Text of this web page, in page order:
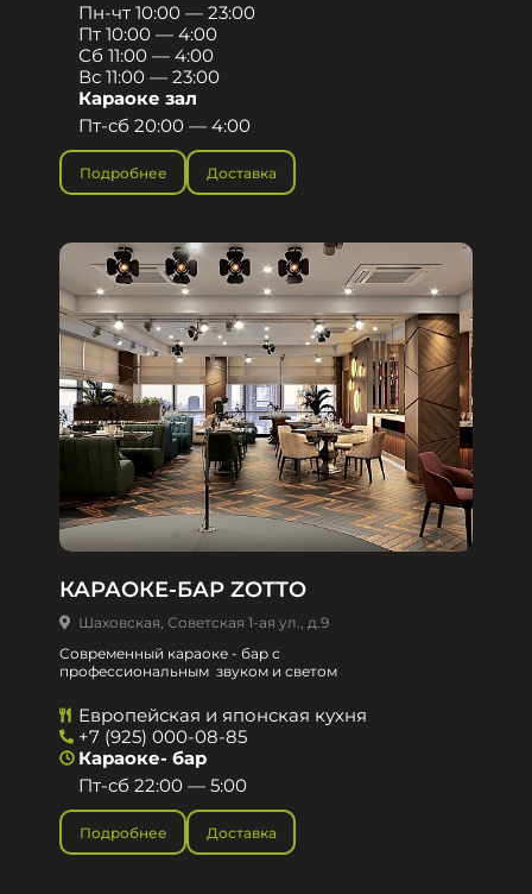
Пн-чт 10:00 — 23:00
Пт 10:00 — 4:00
Сб 11:00 — 4:00
Вс 11:00 — 23:00
Караоке зал
Пт-сб 20:00 — 4:00
Подробнее Доставка
КАРАОКЕ-БАР ZOTTO
Шаховская, Советская 1-ая ул., д.9
Современный караоке - бар с
профессиональным звуком и светом
Европейская и японская кухня
+7 (925) 000-08-85
Караоке- бар
Пт-сб 22:00 — 5:00
Подробнее Доставка